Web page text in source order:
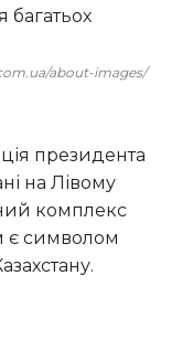
багатьох
about-images/
на Лівому
комплекс
є символом